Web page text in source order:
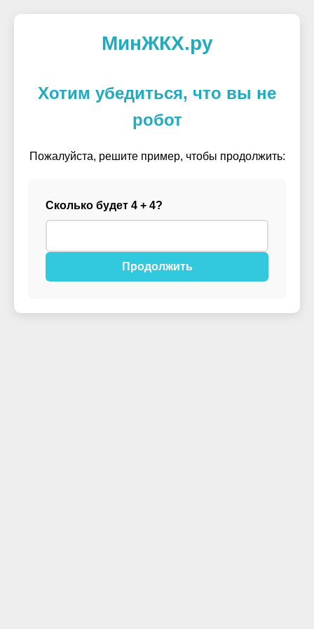
МинЖКХ.ру
Хотим убедиться, что вы не
робот
Пожалуйста, решите пример, чтобы продолжить:
Сколько будет 4 + 4?
Продолжить